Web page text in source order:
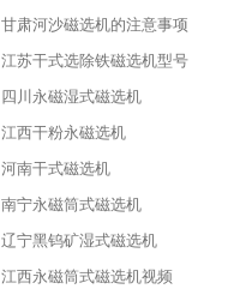
甘肃河沙磁选机的注意事项
江苏干式选除铁磁选机型号
四川永磁湿式磁选机
江西干粉永磁选机
河南干式磁选机
南宁永磁筒式磁选机
辽宁黑钨矿湿式磁选机
江西永磁筒式磁选机视频